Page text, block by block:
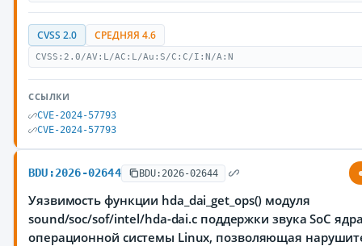
CVSS 2.0 СРЕДНЯЯ 4.6
CVSS:2.0/AV:L/AC:L/Au:S/C:C/I:N/A:N
ССЫЛКИ
CVE-2024-57793
CVE-2024-57793
BDU:2026-02644 BDU:2026-02644
Уязвимость функции hda_dai_get_ops() модуля
sound/soc/sof/intel/hda-dai.c поддержки звука SoC
операционной системы Linux, позволяющая